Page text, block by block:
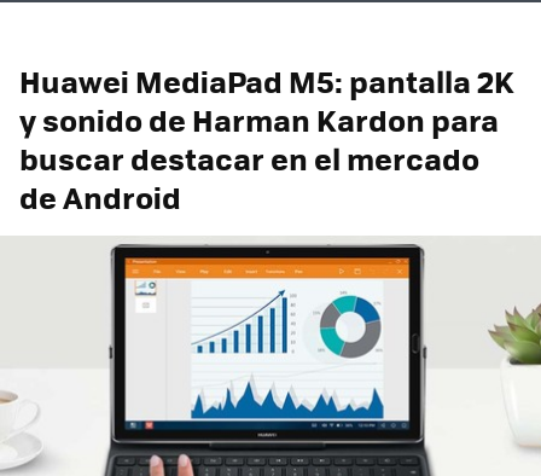
Huawei MediaPad M5: pantalla 2K
y sonido de Harman Kardon para
buscar destacar en el mercado
de Android